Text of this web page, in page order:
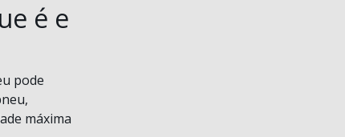
é e
pode
máxima